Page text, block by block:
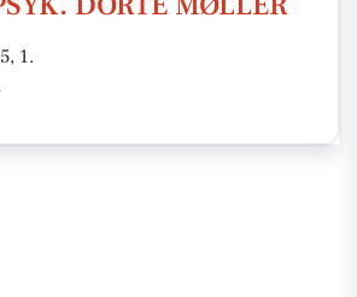
1.